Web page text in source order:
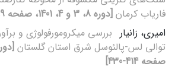
فاریاب کرمان [دوره 8، 3 و 4، 1401، صفحه 289-315]
امیری، زانیار بررسی میکرومورفولوژی و
توالی لس-پالئوسل شرق استان گلستان
صفحه 414-430]